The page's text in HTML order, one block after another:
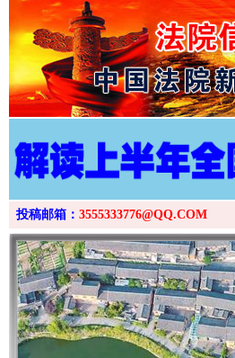
投稿邮箱： 3555333776@QQ.COM